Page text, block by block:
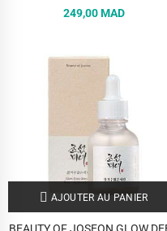
249,00 MAD
AJOUTER AU PANIER
BEAUTY OF JOSEON GLOW